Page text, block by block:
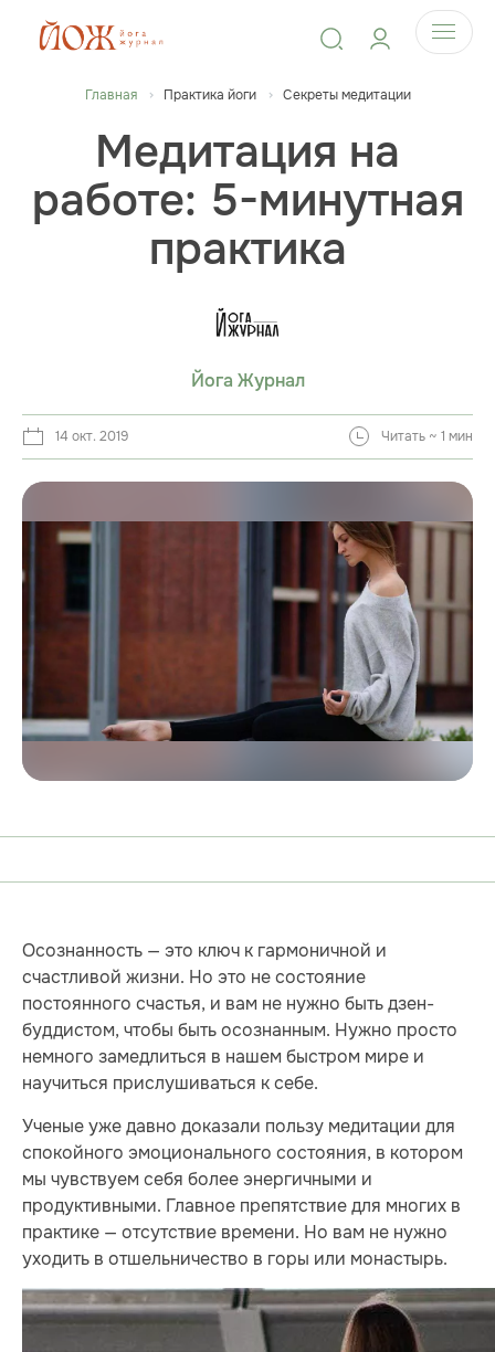
Главная Практика йоги Секреты медитации
Медитация на
работе: 5-минутная
практика
Йога Журнал
14 окт. 2019 Читать ~ 1 мин
Осознанность — это ключ к гармоничной и
счастливой жизни. Но это не состояние
постоянного счастья, и вам не нужно быть дзен-
буддистом, чтобы быть осознанным. Нужно просто
немного замедлиться в нашем быстром мире и
научиться прислушиваться к себе.
Ученые уже давно доказали пользу медитации для
спокойного эмоционального состояния, в котором
мы чувствуем себя более энергичными и
продуктивными. Главное препятствие для многих в
практике — отсутствие времени. Но вам не нужно
уходить в отшельничество в горы или монастырь.